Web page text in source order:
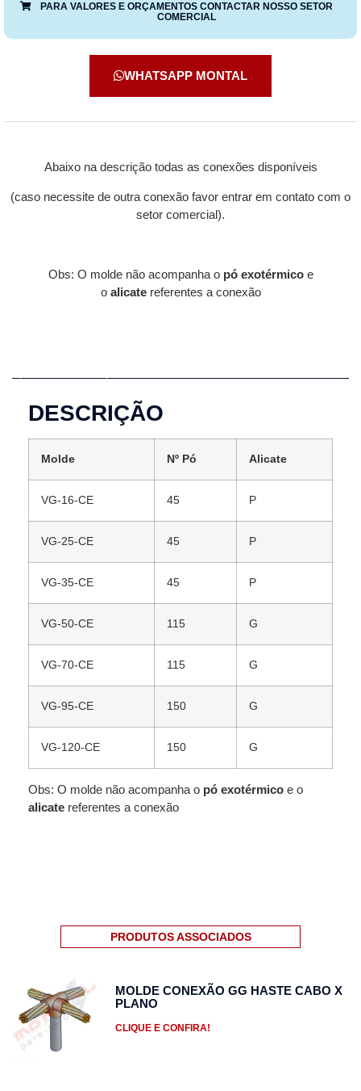
PARA VALORES E ORÇAMENTOS CONTACTAR NOSSO SETOR
COMERCIAL
WHATSAPP MONTAL
Abaixo na descrição todas as conexões disponíveis
(caso necessite de outra conexão favor entrar em contato com o
setor comercial).
Obs: O molde não acompanha o pó exotérmicoe
o alicatereferentes a conexão
DESCRIÇÃO
Molde Nº Pó Alicate
VG-16-CE 45 P
VG-25-CE 45 P
VG-35-CE 45 P
VG-50-CE 115 G
VG-70-CE 115 G
VG-95-CE 150 G
VG-120-CE 150 G
Obs: O molde não acompanha o pó exotérmico e o
alicate referentes a conexão
PRODUTOS ASSOCIADOS
MOLDE CONEXÃO GG HASTE CABO X
PLANO
CLIQUE E CONFIRA!